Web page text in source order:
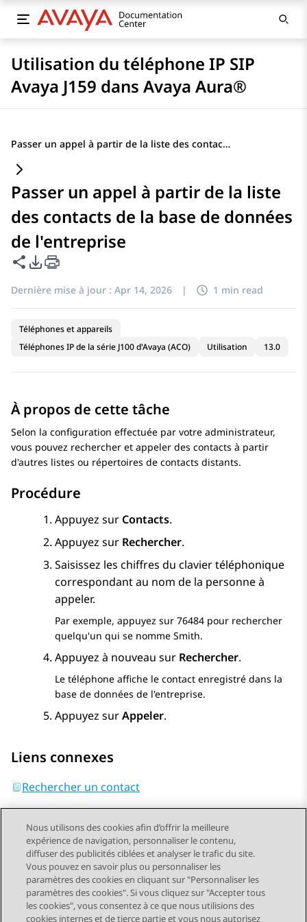
Utilisation du téléphone IP SIP
Avaya J159 dans Avaya Aura®
Passer un appel à partir de la liste des contacts de la base de données de l'entreprise
Passer un appel à partir de la liste
des contacts de la base de données
de l'entreprise
Partager cette page
Options d'exportation PDF
Dernière mise à jour : Apr 14, 2026 | 1 min read
Téléphones et appareils
Téléphones IP de la série J100 d'Avaya (ACO)
Utilisation 13.0
À propos de cette tâche
Selon la configuration effectuée par votre administrateur,
vous pouvez rechercher et appeler des contacts à partir
d'autres listes ou répertoires de contacts distants.
Procédure
Appuyez sur Contacts.
Appuyez sur Rechercher.
Saisissez les chiffres du clavier téléphonique
correspondant au nom de la personne à
appeler.
Par exemple, appuyez sur 76484 pour rechercher
quelqu'un qui se nomme Smith.
Appuyez à nouveau sur Rechercher.
Le téléphone affiche le contact enregistré dans la
base de données de l'entreprise.
Appuyez surAppeler.
Liens connexes
Rechercher un contact
Send Feedback
Nous utilisons des cookies afin d’offrir la meilleure
expérience de navigation, personnaliser le contenu,
diffuser des publicités ciblées et analyser le trafic du site.
Vous pouvez en savoir plus ou personnaliser les
paramètres des cookies en cliquant sur "Personnaliser les
paramètres des cookies". Si vous cliquez sur "Accepter tous
les cookies", vous consentez à ce que nous utilisions des
cookies internes et de tierce partie et vous nous autorisez